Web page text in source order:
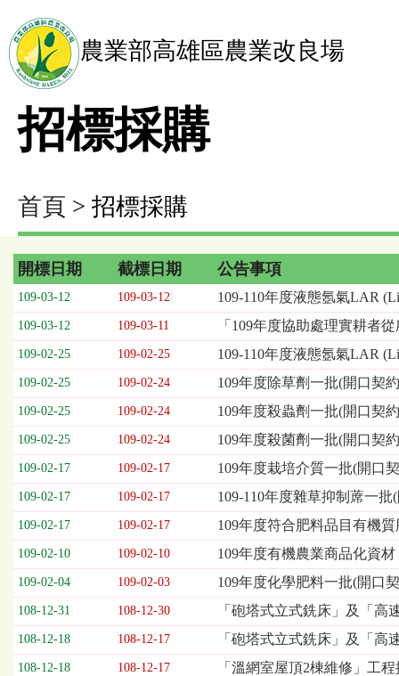
農業部高雄區農業改良場
招標採購
首頁 > 招標採購
招
標
採
購
列
表，
欄
位
依
序
開
標
期、
截
標
日
期、
公
告
開標日期 截標日期 公告事項
109-03-12 109-03-12 109-110年度液態氬氣LAR
109-03-12 109-03-11 「109年度協助處理實耕者
109-02-25 109-02-25 109-110年度液態氬氣LAR
109-02-25 109-02-24 109年度除草劑一批(開口契
109-02-25 109-02-24 109年度殺蟲劑一批(開口契
109-02-25 109-02-24 109年度殺菌劑一批(開口契
109-02-17 109-02-17 109年度栽培介質一批(開口
109-02-17 109-02-17 109-110年度雜草抑制蓆一批
109-02-17 109-02-17 109年度符合肥料品目有機質
109-02-10 109-02-10 109年度有機農業商品化資
109-02-04 109-02-03 109年度化學肥料一批(開口
108-12-31 108-12-30 「砲塔式立式銑床」及「高
108-12-18 108-12-17 「砲塔式立式銑床」及「高
108-12-18 108-12-17 「溫網室屋頂2棟維修」工